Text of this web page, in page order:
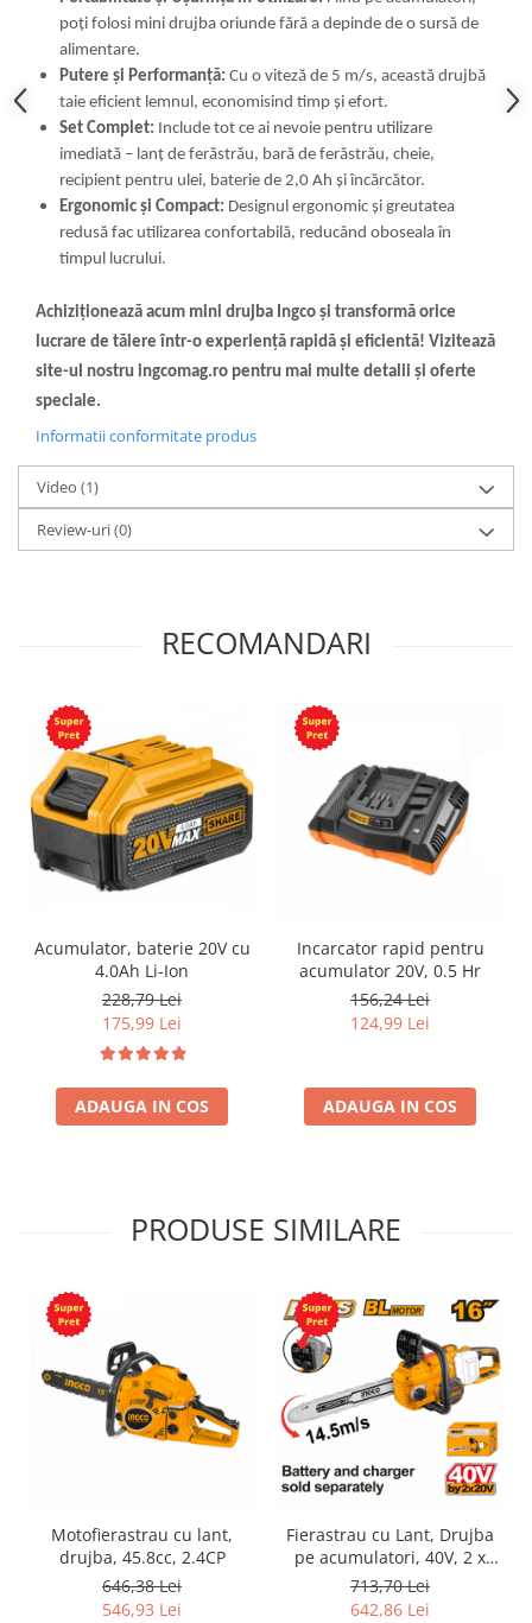
poți folosi mini drujba oriunde fără a depinde de o sursă de
alimentare.
Putere și Performanță: Cu o viteză de 5 m/s, această drujbă
taie eficient lemnul, economisind timp și efort.
Set Complet: Include tot ce ai nevoie pentru utilizare
imediată – lanț de ferăstrău, bară de ferăstrău, cheie,
recipient pentru ulei, baterie de 2,0 Ah și încărcător.
Ergonomic și Compact: Designul ergonomic și greutatea
redusă fac utilizarea confortabilă, reducând oboseala în
timpul lucrului.
Achiziționează acum mini drujba Ingco și transformă orice
lucrare de tăiere într-o experiență rapidă și eficientă! Vizitează
site-ul nostru ingcomag.ro pentru mai multe detalii și oferte
speciale.
Informatii conformitate produs
Video (1)
Review-uri(0)
RECOMANDARI
Acumulator, baterie 20V cu
4.0Ah Li-Ion
228,79 Lei
175,99 Lei
ADAUGA IN COS
Incarcator rapid pentru
acumulator 20V, 0.5 Hr
156,24 Lei
124,99 Lei
ADAUGA IN COS
PRODUSE SIMILARE
Motofierastrau cu lant,
drujba, 45.8cc, 2.4CP
646,38 Lei
546,93 Lei
Fierastrau cu Lant, Drujba
pe acumulatori, 40V, 2 x
20V, lama 40cm, Motor fara
Perii
713,70 Lei
642,86 Lei